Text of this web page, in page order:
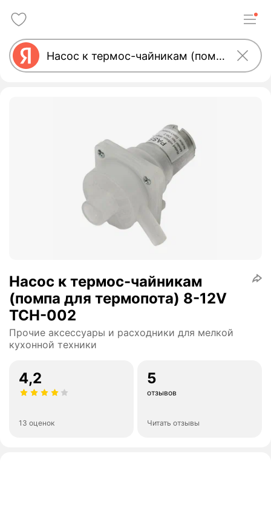
Насос к термос-чайникам
(помпа для термопота) 8-12V
TCH-002
Прочие аксессуары и расходники для мелкой
кухонной техники
4,2
13 оценок
5
отзывов
Читать отзывы